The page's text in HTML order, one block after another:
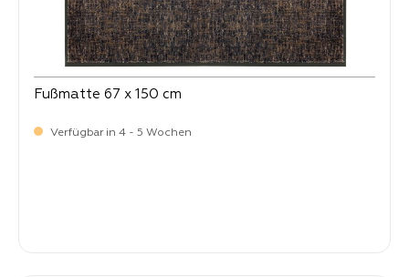
Fußmatte 67 x 150 cm
Verfügbar in 4 - 5 Wochen